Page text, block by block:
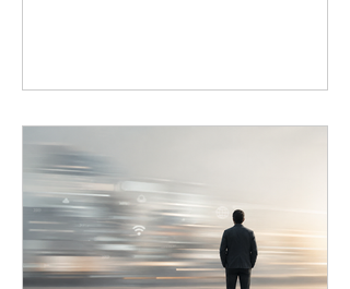
flusso Power Automate, con un
check‑in e data di check‑out. Il flusso,
a u